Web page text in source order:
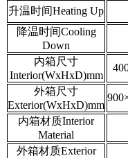
升温时间Heating Up
降温时间Cooling
Down
内箱尺寸
Interior(WxHxD)mm
外箱尺寸
Exterior(WxHxD)mm
内箱材质Interior
Material
外箱材质Exterior